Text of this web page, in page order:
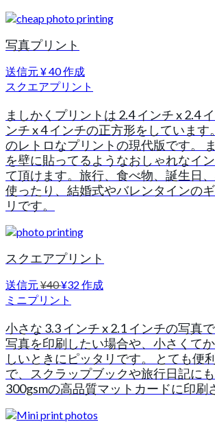
写真プリント
送信元 ¥ 40作成
スクエアプリント
ましかくプリントは 2.4 インチ x 2.4
ンチ x 4 インチの正方形をしていま
のレトロなプリントの現代版です。
を壁に貼ってるようなおしゃれなイ
て頂けます。旅行、食べ物、誕生日
使ったり、結婚式やバレンタインの
リです。
スクエアプリント
送信元 ¥40¥32 作成
ミニプリント
小さな 3.3 インチ x 2.1 インチの写真
写真を印刷したい場合や、小さくて
しいときにピッタリです。 とても便
で、スクラップブックや旅行日記にも
300gsmの高品質マットカードに印刷